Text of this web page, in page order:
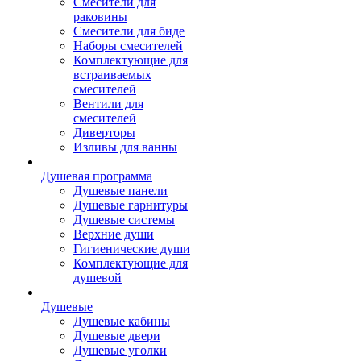
раковины
Смесители для биде
Наборы смесителей
Комплектующие для
встраиваемых
смесителей
Вентили для
смесителей
Диверторы
Изливы для ванны
Душевая программа
Душевые панели
Душевые гарнитуры
Душевые системы
Верхние души
Гигиенические души
Комплектующие для
душевой
Душевые
Душевые кабины
Душевые двери
Душевые уголки